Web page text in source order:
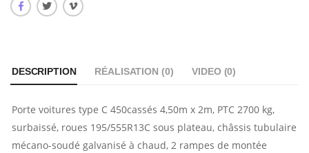
DESCRIPTION RÉALISATION (0) VIDEO (0)
Porte voitures type C 450cassés 4,50m x 2m, PTC 2700 kg,
surbaissé, roues 195/555R13C sous plateau, châssis tubulaire
mécano-soudé galvanisé à chaud, 2 rampes de montée